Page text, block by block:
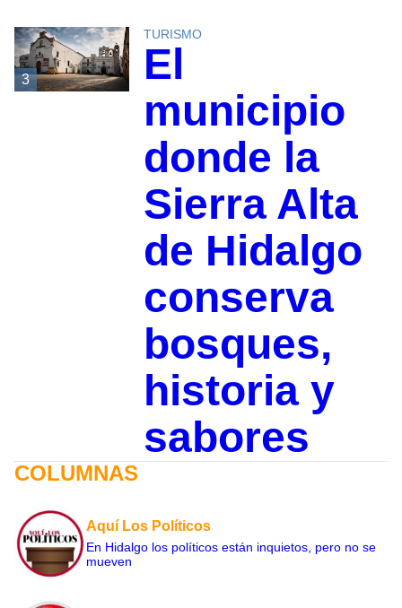
3
TURISMO
El
municipio
donde la
Sierra Alta
de Hidalgo
conserva
bosques,
historia y
sabores
COLUMNAS
Aquí Los Políticos
En Hidalgo los políticos están inquietos, pero no se
mueven